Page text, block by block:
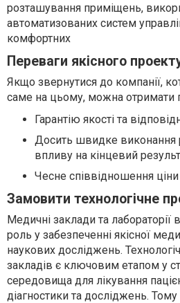
розташування приміщень,
автоматизованих систем
комфортних
Переваги якісного
Якщо звернутися до компанії,
саме на цьому, можна отримати
Гарантію якості та
Досить швидке виконання
впливу на кінцевий
Чесне співвідношення ціни
Замовити технологічне
Медичні заклади та лабораторії
роль у забезпеченні якісної
наукових досліджень.
закладів є ключовим етапом у
середовища для лікування
діагностики та досліджень.